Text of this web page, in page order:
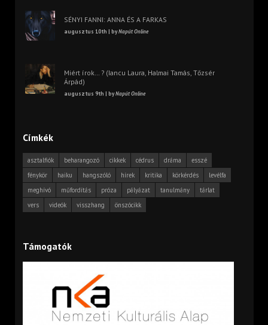
SÉNYI FANNI: ANNA ÉS A FARKAS
augusztus 10th | byNapút Online
Miért írok… ? (Iancu Laura, Halmai Tamás, Tőzsér
Árpád)
augusztus 9th | byNapút Online
Címkék
asztalfiók beharangozó cikkek cédrus dráma
esszé
fénykör
haiku hangszóló hírek kritika körkérdés
levélfa
meghívó
műfordítás próza pályázat tanulmány
tárlat
vers
videók visszhang önszócikk
Támogatók